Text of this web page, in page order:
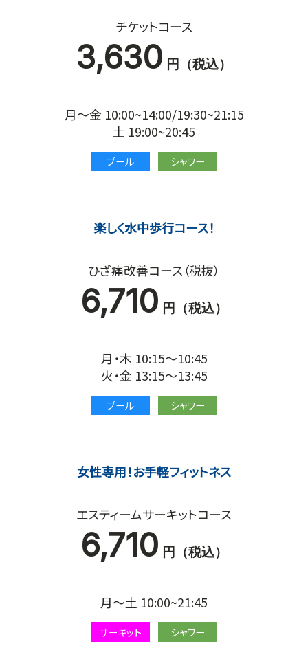
チケットコース
3,630 円（税込）
月～金 10:00~14:00/19:30~21:15
土 19:00~20:45
プール シャワー
ひざ痛改善コース（税抜）
楽しく水中歩行コース！
6,710 円（税込）
月・木 10:15～10:45
火・金 13:15～13:45
プール シャワー
エスティームサーキットコース
女性専用！お手軽フィットネス
6,710 円（税込）
月～土 10:00~21:45
サーキット シャワー